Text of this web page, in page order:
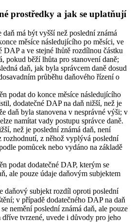
prostředky a jak se uplatňují
má být vyšší než poslední známá
měsíce následujícího po měsíci, ve
DAP a ve stejné lhůtě rozdílnou částku
pokud běží lhůta pro stanovení daně;
daň, jak byla správcem daně dosud
průběhu daňového řízení o
podat do konce měsíce následujícího
dodatečné DAP na daň nižší, než je
daň byla stanovena v nesprávné výši; v
namítat vady postupu správce daně.
než je poslední známá daň, není
rozhodnutí, z něhož vyplývá poslední
pomůcek nebo vydáno na základě
podat dodatečné DAP, kterým se
ale pouze údaje daňovým subjektem
daňový subjekt rozdíl oproti poslední
v případě dodatečného DAP na daň
nemění poslední známá daň, ale pouze
tvrzené, uvede i důvody pro jeho